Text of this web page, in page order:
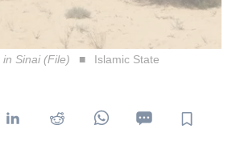
Sinai (File) Islamic State